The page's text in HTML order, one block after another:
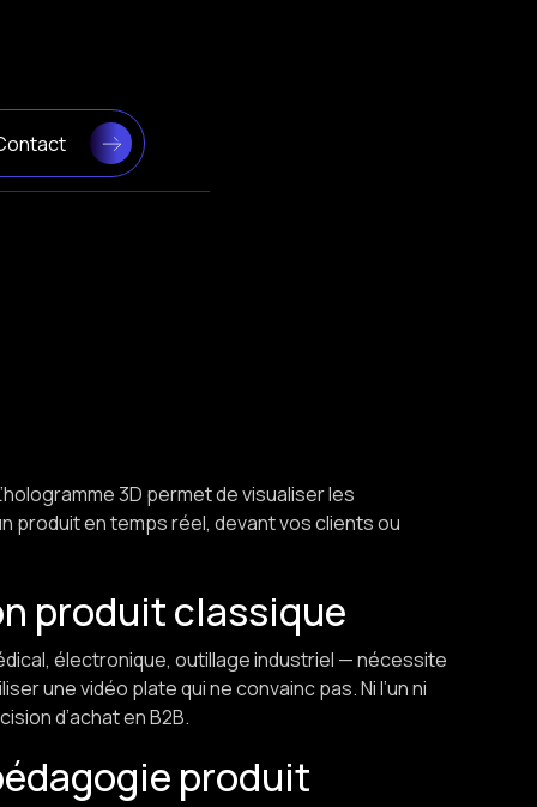
3D permet de visualiser les
produit en temps réel, devant vos clients ou
produit classique
électronique, outillage industriel — nécessite
une vidéo plate qui ne convainc pas. Ni l’un ni
d’achat en B2B.
produit